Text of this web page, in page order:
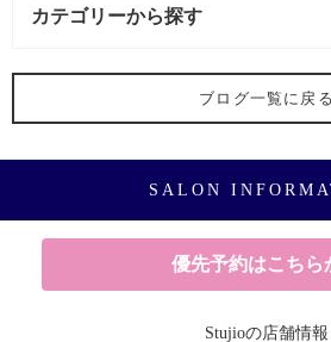
カテゴリーから探す
ミネコラ (3記事)
メンズカット (11記事)
ブログ一覧に戻る
SALON
優先予約はこちら
Stujioの店舗情報